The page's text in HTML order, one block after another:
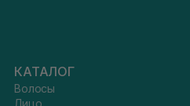
КАТАЛОГ
Волосы
Лицо